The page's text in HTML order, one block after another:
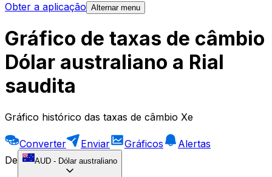
Obter a aplicação Alternar menu
Gráfico de taxas de câmbio
Dólar australiano a Rial
saudita
Gráfico histórico das taxas de câmbio Xe
Converter Enviar Gráficos
Alertas
De
AUD - Dólar australiano